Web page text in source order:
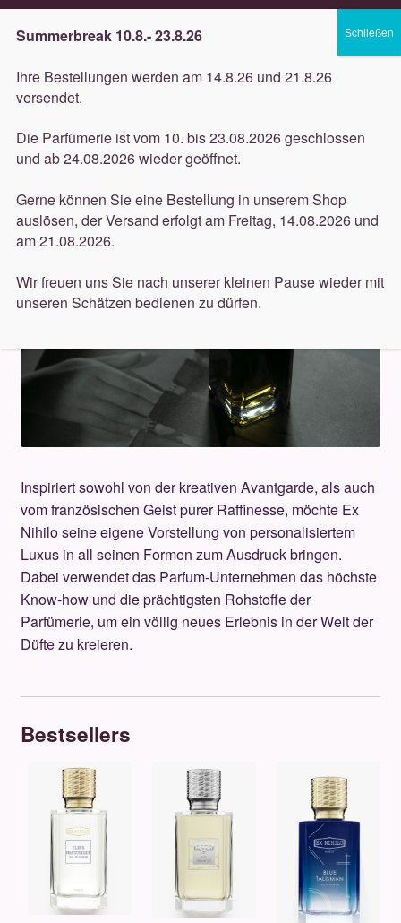
Lieferung innerhalb 3 Werktagen
Navigation
springen
Inhalt
springen
Düfte
öffnen
Acqua di Parma
Agatho
Amouage
Anfas
Atelier Des Ors
Baobab
Boadicea the Victorious
Brecourt
Casamorati
Clive Christian
Creed
Culti
Eight & Bob
Start Ex Nihilo
Ex Nihilo
Inspiriert sowohl von der kreativen Avantgarde, als auch
vom französischen Geist purer Raffinesse, möchte Ex
Nihilo seine eigene Vorstellung von personalisiertem
Luxus in all seinen Formen zum Ausdruck bringen.
Dabei verwendet das Parfum-Unternehmen das höchste
Know-how und die prächtigsten Rohstoffe der
Parfümerie, um ein völlig neues Erlebnis in der Welt der
Düfte zu kreieren.
Bestsellers
Summerbreak 10.8.- 23.8.26
Ihre Bestellungen werden am 14.8.26 und 21.8.26
versendet.
Die Parfümerie ist vom 10. bis 23.08.2026 geschlossen
und ab 24.08.2026 wieder geöffnet.
Gerne können Sie eine Bestellung in unserem Shop
auslösen, der Versand erfolgt am Freitag, 14.08.2026 und
am 21.08.2026.
Wir freuen uns Sie nach unserer kleinen Pause wieder mit
unseren Schätzen bedienen zu dürfen.